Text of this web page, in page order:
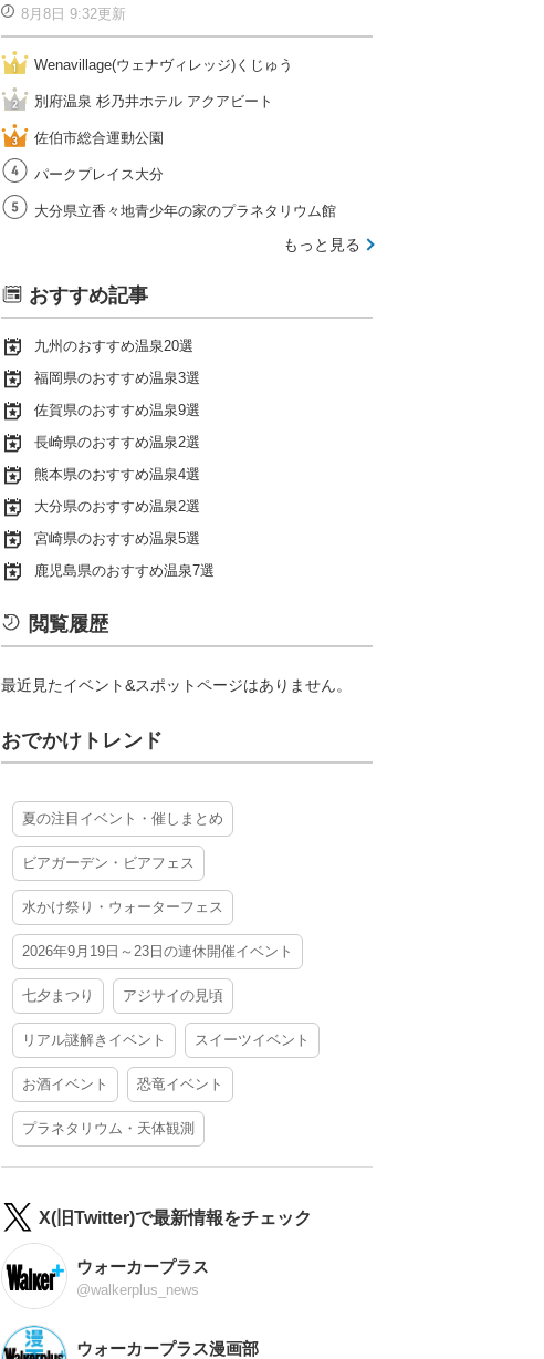
8月8日 9:32更新
Wenavillage(ウェナヴィレッジ)くじゅう
別府温泉 杉乃井ホテル アクアビート
佐伯市総合運動公園
パークプレイス大分
大分県立香々地青少年の家のプラネタリウム館
もっと見る
おすすめ記事
九州のおすすめ温泉20選
福岡県のおすすめ温泉3選
佐賀県のおすすめ温泉9選
長崎県のおすすめ温泉2選
熊本県のおすすめ温泉4選
大分県のおすすめ温泉2選
宮崎県のおすすめ温泉5選
鹿児島県のおすすめ温泉7選
閲覧履歴
最近見たイベント&スポットページはありません。
おでかけトレンド
夏の注目イベント・催しまとめ
ビアガーデン・ビアフェス
水かけ祭り・ウォーターフェス
2026年9月19日～23日の連休開催イベント
七夕まつり アジサイの見頃
リアル謎解きイベント スイーツイベント
お酒イベント 恐竜イベント
プラネタリウム・天体観測
X(旧Twitter)で最新情報をチェック
ウォーカープラス
@walkerplus_news
ウォーカープラス漫画部